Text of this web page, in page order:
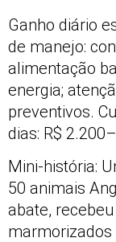
Ganho diário
de manejo:
alimentação
energia;
preventivos.
dias: R$
Mini-história:
50 animais
abate,